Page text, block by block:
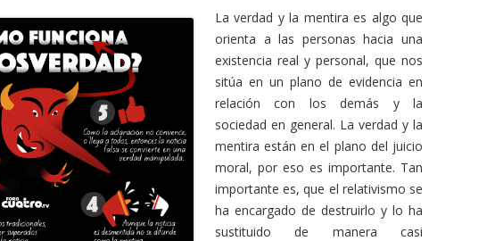
La verdad y la mentira es algo que
orienta a las personas hacia una
existencia real y personal, que nos
sitúa en un plano de evidencia en
relación con los demás y la
sociedad en general. La verdad y la
mentira están en el plano del juicio
moral, por eso es importante. Tan
importante es, que el relativismo se
ha encargado de destruirlo y lo ha
sustituido de manera casi